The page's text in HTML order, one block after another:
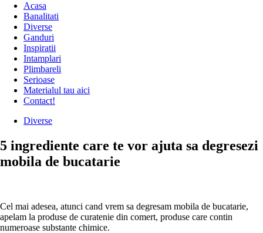
Acasa
Banalitati
Diverse
Ganduri
Inspiratii
Intamplari
Plimbareli
Serioase
Materialul tau aici
Contact!
Diverse
5 ingrediente care te vor ajuta sa degresezi
mobila de bucatarie
Cel mai adesea, atunci cand vrem sa degresam mobila de bucatarie,
apelam la produse de curatenie din comert, produse care contin
numeroase substante chimice.